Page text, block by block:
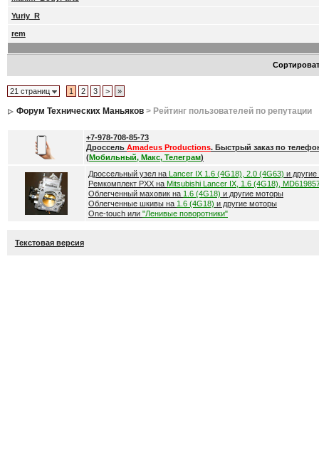
Yuriy_R
rem
21 страниц 1 2 3 > »
Форум Технических Маньяков> Рейтинг пользователей по репутации
+7-978-708-85-73
Дроссель Amadeus Productions. Быстрый заказ по
(Мобильный, Макс, Телеграм)
Дроссельный узел на Lancer IX 1.6 (4G18), 2.0 (4G63) и
Ремкомплект РХХ на Mitsubishi Lancer IX, 1.6 (4G18),
Облегченный маховик на 1.6 (4G18) и другие моторы
Облегченные шкивы на 1.6 (4G18) и другие моторы
One-touch или "Ленивые поворотники"
Текстовая версия